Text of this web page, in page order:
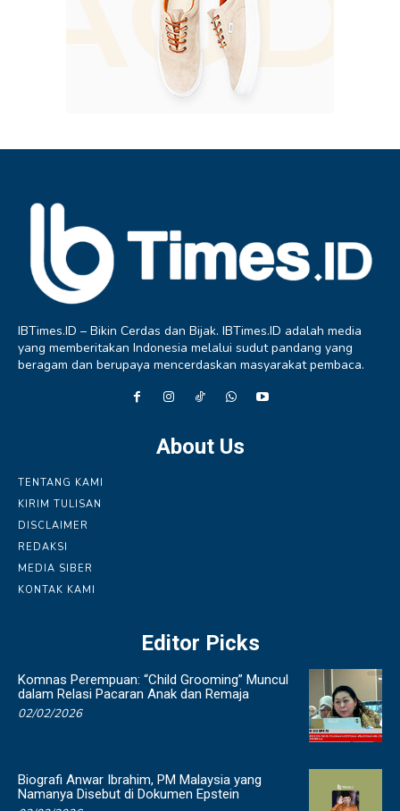
IBTimes.ID – Bikin Cerdas dan Bijak. IBTimes.ID adalah media
yang memberitakan Indonesia melalui sudut pandang yang
beragam dan berupaya mencerdaskan masyarakat pembaca.
About Us
TENTANG KAMI
KIRIM TULISAN
DISCLAIMER
REDAKSI
MEDIA SIBER
KONTAK KAMI
Editor Picks
Komnas Perempuan: “Child Grooming” Muncul
dalam Relasi Pacaran Anak dan Remaja
02/02/2026
Biografi Anwar Ibrahim, PM Malaysia yang
Namanya Disebut di Dokumen Epstein